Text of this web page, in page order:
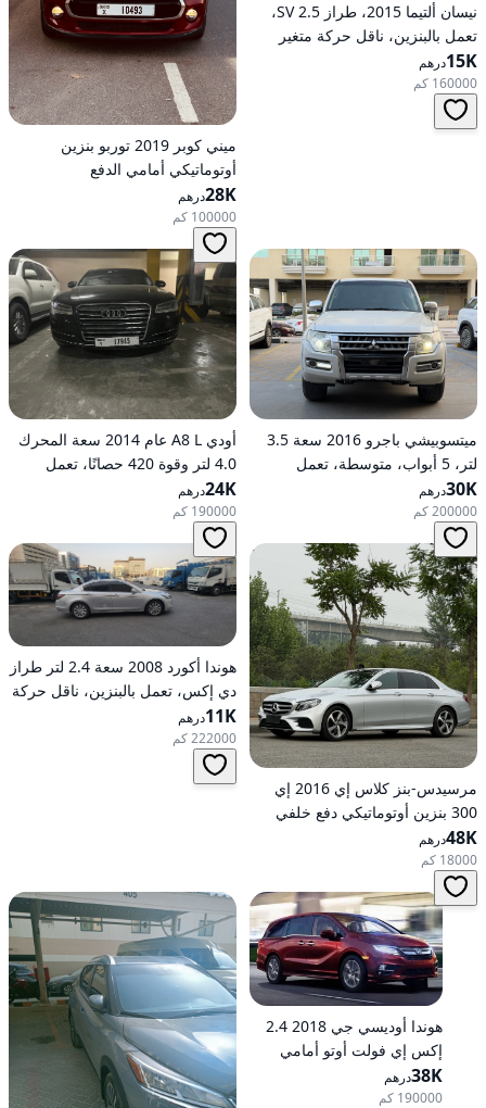
نيسان ألتيما 2015، طراز 2.5 SV،
تعمل بالبنزين، ناقل حركة متغير
مستمر (CVT)، دفع أمامي
15Kدرهم
160000 كم
ميني كوبر 2019 توربو بنزين
أوتوماتيكي أمامي الدفع
28Kدرهم
100000 كم
ميتسوبيشي باجرو 2016 سعة 3.5
لتر، 5 أبواب، متوسطة، تعمل
بالبنزين، أوتوماتيكية، دفع رباعي
30Kدرهم
200000 كم
أودي A8 L عام 2014 سعة المحرك
4.0 لتر وقوة 420 حصانًا، تعمل
بالبنزين، ناقل حركة أوتوماتيكي، دفع
كلي للعجلات
24Kدرهم
190000 كم
مرسيدس-بنز كلاس إي 2016 إي
300 بنزين أوتوماتيكي دفع خلفي
48Kدرهم
18000 كم
هوندا أكورد 2008 سعة 2.4 لتر طراز
دي إكس، تعمل بالبنزين، ناقل حركة
أوتوماتيكي، دفع أمامي
11Kدرهم
222000 كم
هوندا أوديسي جي 2018 2.4
إكس إي فولت أوتو أمامي
الدفع
38Kدرهم
190000 كم